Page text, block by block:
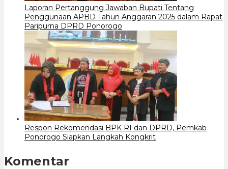
Laporan Pertanggung Jawaban Bupati Tentang
Penggunaan APBD Tahun Anggaran 2025 dalam Rapat
Paripurna DPRD Ponorogo
Respon Rekomendasi BPK RI dan DPRD, Pemkab
Ponorogo Siapkan Langkah Kongkrit
Komentar